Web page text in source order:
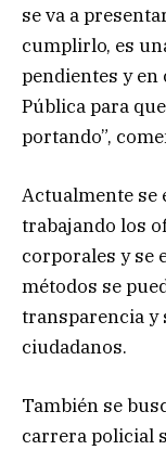
se va a
cumplirlo, es
pendientes y
Pública para
portando”,
Actualmente se
trabajando los
corporales y se
métodos se
transparencia y
ciudadanos.
También se
carrera policial